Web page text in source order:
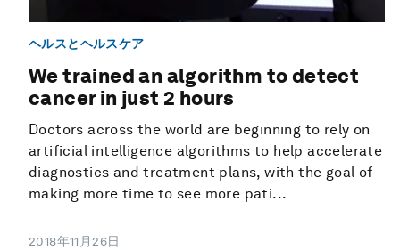
ヘルスとヘルスケア
We trained an algorithm to detect
cancer in just 2 hours
Doctors across the world are beginning to rely on
artificial intelligence algorithms to help accelerate
diagnostics and treatment plans, with the goal of
making more time to see more pati...
2018年11月26日